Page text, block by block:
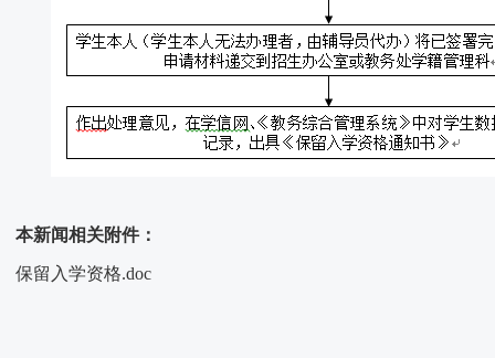
本新闻相关附件：
保留入学资格.doc